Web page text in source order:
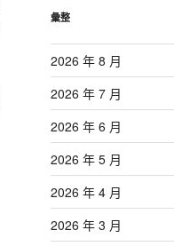
彙整
2026 年 8 月
2026 年 7 月
2026 年 6 月
2026 年 5 月
2026 年 4 月
2026 年 3 月